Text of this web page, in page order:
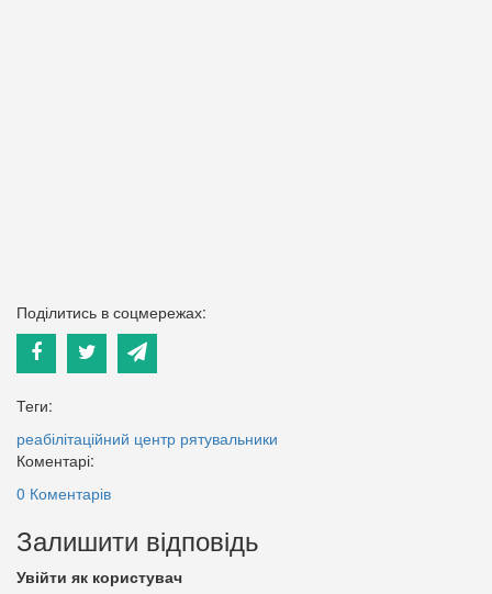
Поділитись в соцмережах:
Теги:
реабілітаційний центр рятувальники
Коментарі:
0 Коментарів
Залишити відповідь
Увійти як користувач